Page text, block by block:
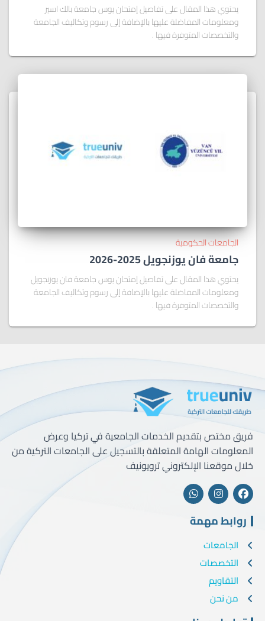
يحتوي هذا المقال على تفاصيل إمتحان يوس جامعة بالك اسير
ومعلومات المفاضلة عليها بالإضافة إلى رسوم وتكاليف الجامعة
والتخصصات المتوفرة فيها .
الجامعات الحكومية
جامعة فان يوزنجويل 2025-2026
يحتوي هذا المقال على تفاصيل إمتحان يوس جامعة فان يوزنجويل
ومعلومات المفاضلة عليها بالإضافة إلى رسوم وتكاليف الجامعة
والتخصصات المتوفرة فيها .
فريق مختص بتقديم الخدمات الجامعية في تركيا وعرض
المعلومات الهامة المتعلقة بالتسجيل على الجامعات التركية من
خلال موقعنا الإلكتروني ترويونيف
روابط مهمة
الجامعات
التخصصات
التقاويم
من نحن